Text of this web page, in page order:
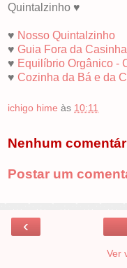
Quintalzinho ♥
♥ Nosso Quintalzinho
♥ Guia Fora da Casinha
♥ Equilíbrio Orgânico -
♥ Cozinha da Bá e da
ichigo hime às 10:11
Nenhum
Postar um
‹
Ver